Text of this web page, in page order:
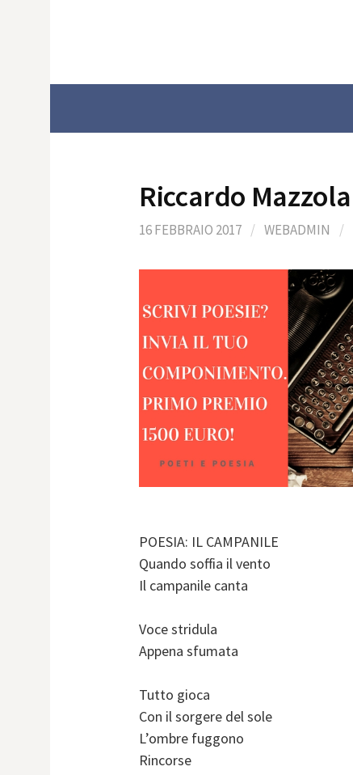
Riccardo Mazzola
16 FEBBRAIO 2017 / WEBADMIN /
POESIA: IL CAMPANILE
Quando soffia il vento
Il campanile canta
Voce stridula
Appena sfumata
Tutto gioca
Con il sorgere del sole
L’ombre fuggono
Rincorse